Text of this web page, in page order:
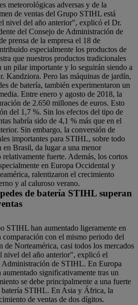
meteorológicas adversas y de la
de ventas del Grupo STIHL está
nivel del año anterior", explicó el Dr.
del Consejo de Administración de
prensa de la empresa el 18 de
especialmente los productos de
que nuestros productos tradicionales
un pilar importante y lo seguirán siendo a
Kandziora. Pero las máquinas de jardín,
de batería, también experimentaron un
Entre enero y agosto de 2018, la
de 2.650 millones de euros. Esto
del 1,7 %. Sin los efectos del tipo de
habría sido de 4,1 % más que en el
Sin embargo, la conversión de
importantes para STIHL, sobre todo
Brasil, da lugar a una menor
fuerte. Además, los cortos
en Europa Occidental y
ralentizaron el crecimiento
y al caluroso verano.
de batería STIHL superan
STIHL han aumentado ligeramente en
comparación con el mismo periodo del
de Norteamérica, casi todos los mercados
nivel del año anterior", explicó el
Administración de STIHL. En Europa
significativamente tras un
se debe principalmente a una fuerte
batería STIHL. En Asia y África, la
de ventas de dos dígitos.